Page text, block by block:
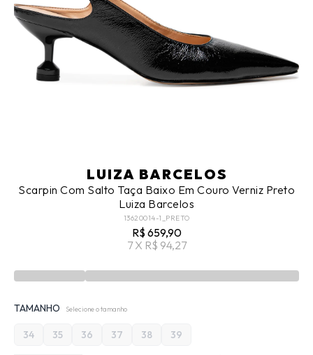
LUIZA BARCELOS
Scarpin Com Salto Taça Baixo Em Couro Verniz Preto
Luiza Barcelos
13620014-1_PRETO
R$ 659,90
7 X R$ 94,27
TAMANHO Selecione o tamanho
34 35 36 37 38 39